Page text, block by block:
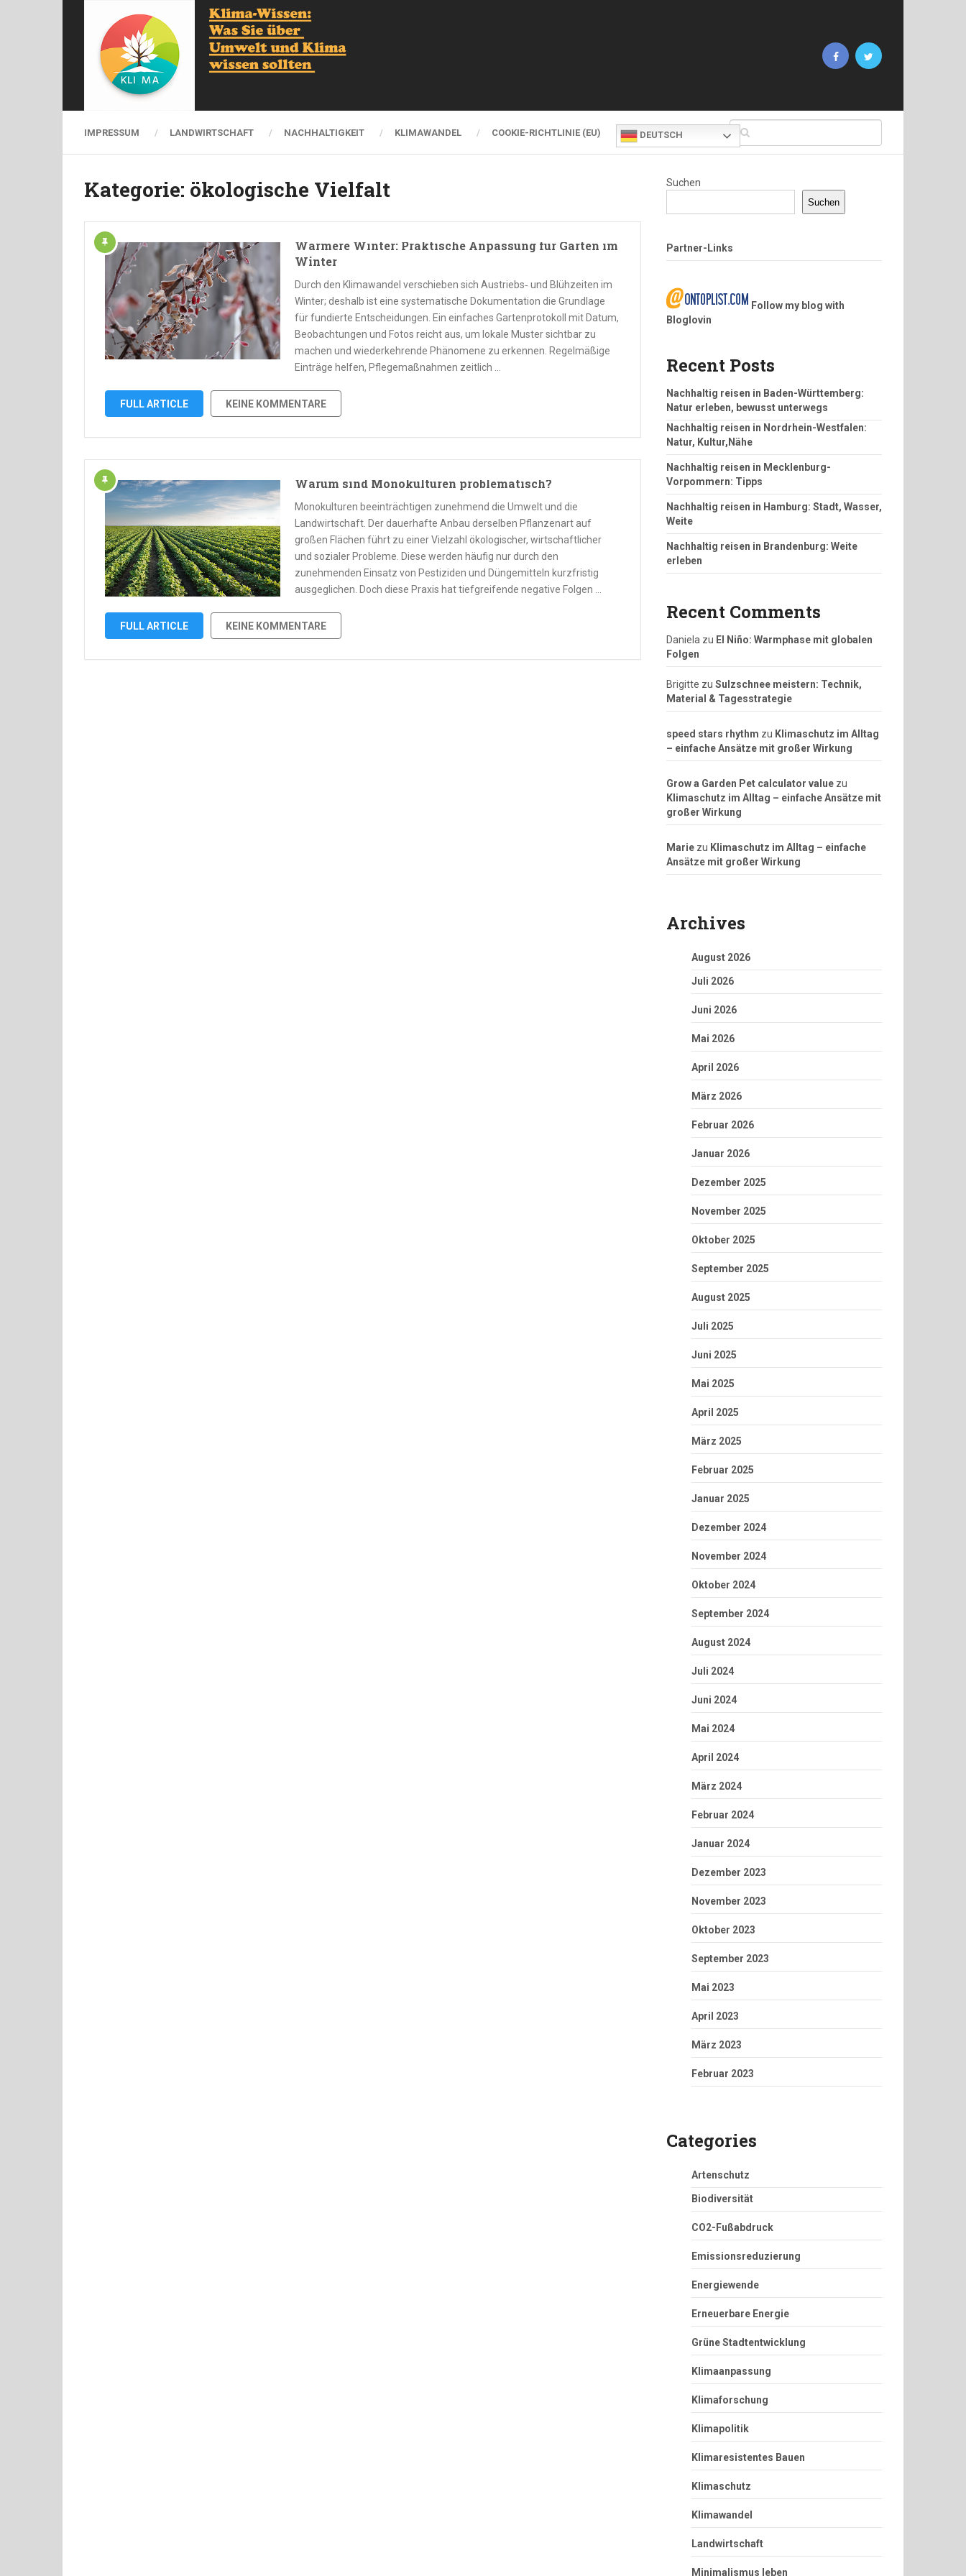
IMPRESSUM LANDWIRTSCHAFT NACHHALTIGKEIT KLIMAWANDEL COOKIE-RICHTLINIE (EU) DEUTSCH
Kategorie: ökologische Vielfalt
Wärmere Winter: Praktische Anpassung für Gärten im
Winter
Durch den Klimawandel verschieben sich Austriebs‑ und Blühzeiten im
Winter; deshalb ist eine systematische Dokumentation die Grundlage
für fundierte Entscheidungen. Ein einfaches Gartenprotokoll mit Datum,
Beobachtungen und Fotos reicht aus, um lokale Muster sichtbar zu
machen und wiederkehrende Phänomene zu erkennen. Regelmäßige
Einträge helfen, Pflegemaßnahmen zeitlich …
FULL ARTICLE KEINE KOMMENTARE
Warum sind Monokulturen problematisch?
Monokulturen beeinträchtigen zunehmend die Umwelt und die
Landwirtschaft. Der dauerhafte Anbau derselben Pflanzenart auf
großen Flächen führt zu einer Vielzahl ökologischer, wirtschaftlicher
und sozialer Probleme. Diese werden häufig nur durch den
zunehmenden Einsatz von Pestiziden und Düngemitteln kurzfristig
ausgeglichen. Doch diese Praxis hat tiefgreifende negative Folgen …
FULL ARTICLE KEINE KOMMENTARE
Suchen
Suchen
Partner-Links
Follow my blog with
Bloglovin
Recent Posts
Nachhaltig reisen in Baden-Württemberg:
Natur erleben, bewusst unterwegs
Nachhaltig reisen in Nordrhein-Westfalen:
Natur, Kultur,Nähe
Nachhaltig reisen in Mecklenburg-
Vorpommern: Tipps
Nachhaltig reisen in Hamburg: Stadt, Wasser,
Weite
Nachhaltig reisen in Brandenburg: Weite
erleben
Recent Comments
Daniela zu El Niño: Warmphase mit globalen
Folgen
Brigitte zu Sulzschnee meistern: Technik,
Material & Tagesstrategie
speed stars rhythm zu Klimaschutz im Alltag
– einfache Ansätze mit großer Wirkung
Grow a Garden Pet calculator value zu
Klimaschutz im Alltag – einfache Ansätze mit
großer Wirkung
Marie zu Klimaschutz im Alltag – einfache
Ansätze mit großer Wirkung
Archives
August 2026
Juli 2026
Juni 2026
Mai 2026
April 2026
März 2026
Februar 2026
Januar 2026
Dezember 2025
November 2025
Oktober 2025
September 2025
August 2025
Juli 2025
Juni 2025
Mai 2025
April 2025
März 2025
Februar 2025
Januar 2025
Dezember 2024
November 2024
Oktober 2024
September 2024
August 2024
Juli 2024
Juni 2024
Mai 2024
April 2024
März 2024
Februar 2024
Januar 2024
Dezember 2023
November 2023
Oktober 2023
September 2023
Mai 2023
April 2023
März 2023
Februar 2023
Categories
Artenschutz
Biodiversität
CO2-Fußabdruck
Emissionsreduzierung
Energiewende
Erneuerbare Energie
Grüne Stadtentwicklung
Klimaanpassung
Klimaforschung
Klimapolitik
Klimaresistentes Bauen
Klimaschutz
Klimawandel
Landwirtschaft
Minimalismus leben